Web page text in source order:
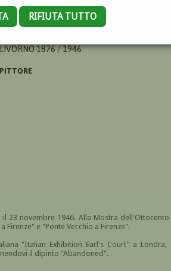
RIFIUTA TUTTO
LIVORNO 1876 / 1946
PITTORE
23 novembre 1946. Alla Mostra
Firenze" e "Ponte Vecchio a Firenze".
"Italian Exhibition Earl's Court" a
il dipinto "Abandoned".